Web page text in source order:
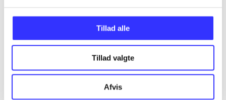
Tillad alle
Tillad valgte
Afvis
...
...